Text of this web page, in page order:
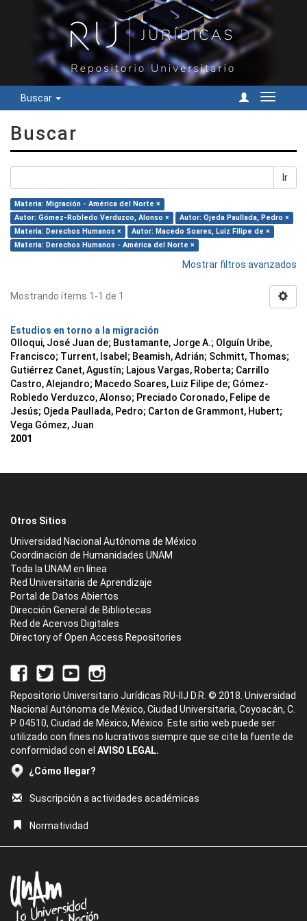
Buscar
Cambiar
Buscar
Ir
Materia: Migración - América del Norte ×
Autor: Gómez-Robledo Verduzco, Alonso ×
Autor: Ojeda Paullada, Pedro ×
Materia: Derechos Humanos ×
Autor: Macedo Soares, Luiz Filipe de ×
Materia: Derechos Humanos - América del Norte ×
Mostrar filtros avanzados
Mostrando ítems 1-1 de 1
Estudios en torno a la migración
Olloqui, José Juan de; Bustamante, Jorge A.; Olguín Uribe,
Francisco; Turrent, Isabel; Beamish, Adrián; Schmitt, Thomas;
Gutiérrez Canet, Agustín; Lajous Vargas, Roberta; Carrillo
Castro, Alejandro; Macedo Soares, Luiz Filipe de; Gómez-
Robledo Verduzco, Alonso; Preciado Coronado, Felipe de
Jesús; Ojeda Paullada, Pedro; Carton de Grammont, Hubert;
Vega Gómez, Juan
2001
Otros Sitios
Universidad Nacional Autónoma de México
Coordinación de Humanidades UNAM
Toda la UNAM en línea
Red Universitaria de Aprendizaje
Portal de Datos Abiertos
Dirección General de Bibliotecas
Red de Acervos Digitales
Directory of Open Access Repositories
Repositorio Universitario Jurídicas RU-IIJ D.R. © 2018. Universidad
Nacional Autónoma de México, Ciudad Universitaria, Coyoacán, C.
P. 04510, Ciudad de México, México. Este sitio web puede ser
utilizado con fines no lucrativos siempre que se cite la fuente de
conformidad con el AVISO LEGAL.
¿Cómo llegar?
Suscripción a actividades académicas
Normatividad